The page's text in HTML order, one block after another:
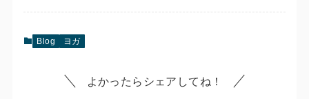
Blog ヨガ
よかったらシェアしてね！